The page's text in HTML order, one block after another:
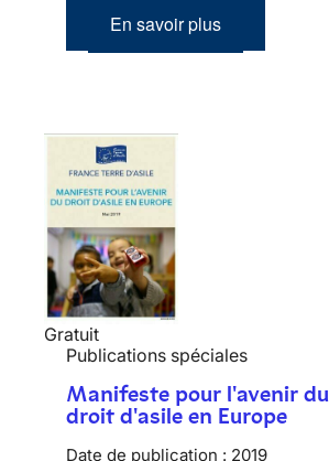
En savoir plus
Gratuit
Publications spéciales
Manifeste pour l'avenir du
droit d'asile en Europe
Date de publication : 2019